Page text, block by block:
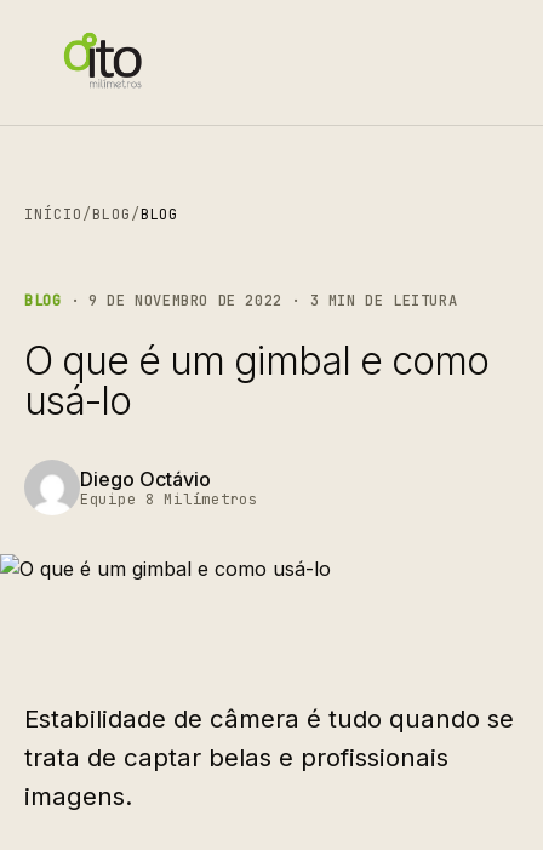
INÍCIO/BLOG/BLOG
BLOG · 9 DE NOVEMBRO DE 2022 · 3 MIN DE LEITURA
O que é um gimbal e como
usá-lo
Diego Octávio
Equipe 8 Milímetros
Estabilidade de câmera é tudo quando se
trata de captar belas e profissionais
imagens.